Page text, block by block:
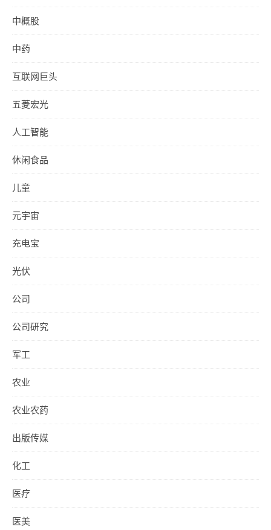
中概股
中药
互联网巨头
五菱宏光
人工智能
休闲食品
儿童
元宇宙
充电宝
光伏
公司
公司研究
军工
农业
农业农药
出版传媒
化工
医疗
医美